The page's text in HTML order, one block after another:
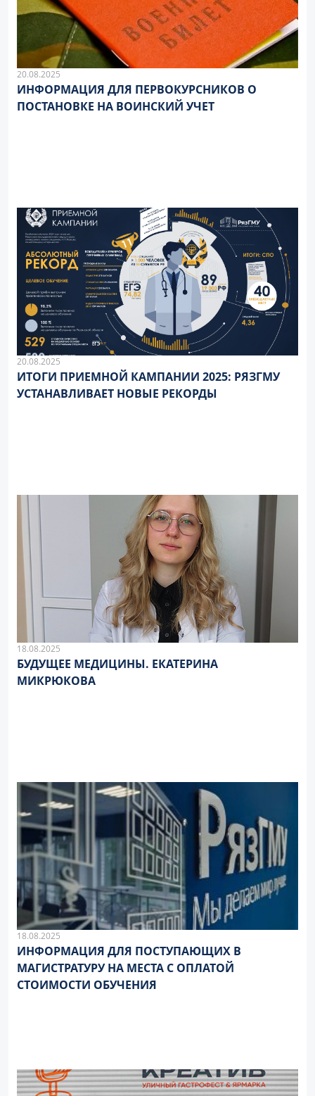
20.08.2025
ИНФОРМАЦИЯ ДЛЯ ПЕРВОКУРСНИКОВ О
ПОСТАНОВКЕ НА ВОИНСКИЙ УЧЕТ
20.08.2025
ИТОГИ ПРИЕМНОЙ КАМПАНИИ 2025: РЯЗГМУ
УСТАНАВЛИВАЕТ НОВЫЕ РЕКОРДЫ
18.08.2025
БУДУЩЕЕ МЕДИЦИНЫ. ЕКАТЕРИНА
МИКРЮКОВА
18.08.2025
ИНФОРМАЦИЯ ДЛЯ ПОСТУПАЮЩИХ В
МАГИСТРАТУРУ НА МЕСТА С ОПЛАТОЙ
СТОИМОСТИ ОБУЧЕНИЯ